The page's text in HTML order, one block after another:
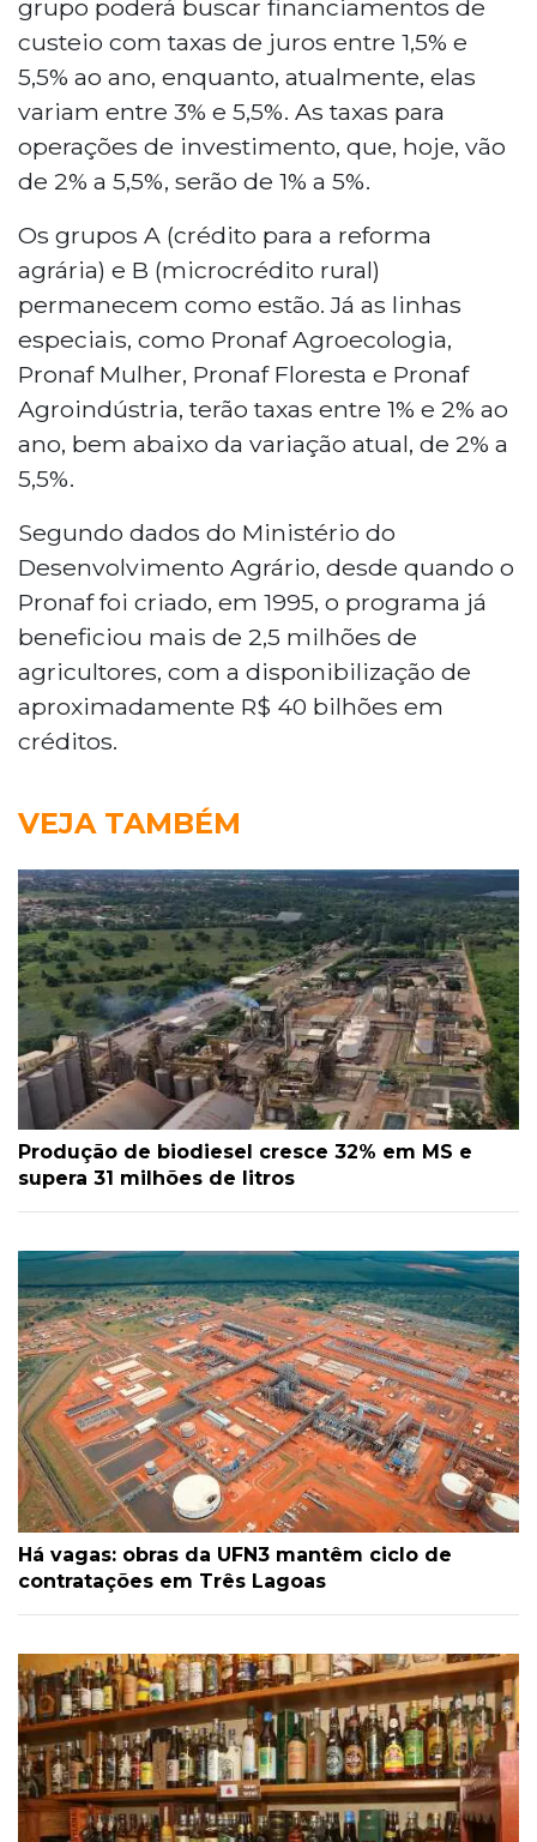
grupo poderá buscar financiamentos de
custeio com taxas de juros entre 1,5% e
5,5% ao ano, enquanto, atualmente, elas
variam entre 3% e 5,5%. As taxas para
operações de investimento, que, hoje, vão
de 2% a 5,5%, serão de 1% a 5%.
Os grupos A (crédito para a reforma
agrária) e B (microcrédito rural)
permanecem como estão. Já as linhas
especiais, como Pronaf Agroecologia,
Pronaf Mulher, Pronaf Floresta e Pronaf
Agroindústria, terão taxas entre 1% e 2% ao
ano, bem abaixo da variação atual, de 2% a
5,5%.
Segundo dados do Ministério do
Desenvolvimento Agrário, desde quando o
Pronaf foi criado, em 1995, o programa já
beneficiou mais de 2,5 milhões de
agricultores, com a disponibilização de
aproximadamente R$ 40 bilhões em
créditos.
VEJA TAMBÉM
Produção de biodiesel cresce 32% em MS e
supera 31 milhões de litros
Há vagas: obras da UFN3 mantêm ciclo de
contratações em Três Lagoas